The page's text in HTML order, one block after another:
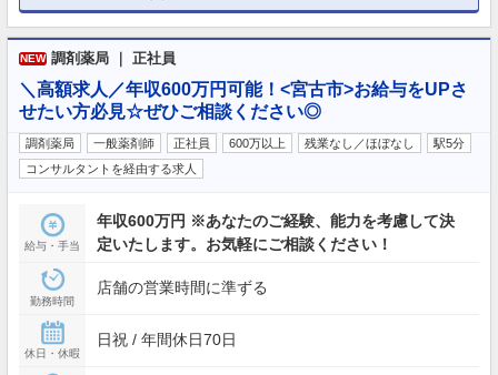
NEW 調剤薬局 ｜ 正社員
＼高額求人／年収600万円可能！<宮古市>お給与をUPさ
せたい方必見☆ぜひご相談ください◎
調剤薬局 一般薬剤師 正社員 600万以上 残業なし／ほぼなし
駅5分
コンサルタントを経由する求人
給与・手当
年収600万円 ※あなたのご経験、能力を考慮して決
定いたします。お気軽にご相談ください！
勤務時間
店舗の営業時間に準ずる
休日・休暇
日祝 / 年間休日70日